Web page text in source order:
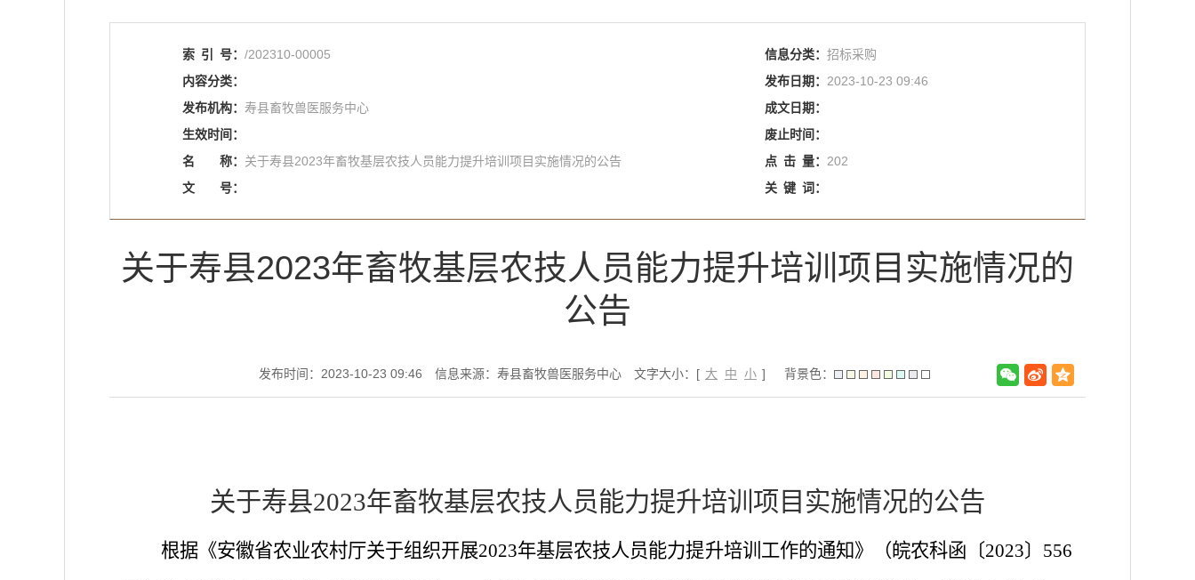
索 引 号： /202310-00005 信息分类： 招标采购
内容分类：
发布日期： 2023-10-23 09:46
发布机构： 寿县畜牧兽医服务中心
成文日期：
生效时间：
废止时间：
名
称： 关于寿县2023年畜牧基层农技人员能力提升培训项目实施情况的公告 点 击 量： 202
文
号： 关 键 词：
关于寿县2023年畜牧基层农技人员能力提升培训项目实施情况的
公告
发布时间：2023-10-23 09:46 信息来源：寿县畜牧兽医服务中心 文字大小：[ 大 中 小 ] 背景色：
关于寿县2023年畜牧基层农技人员能力提升培训项目实施情况的公告
根据《安徽省农业农村厅关于组织开展2023年基层农技人员能力提升培训工作的通知》（皖农科函〔2023〕556